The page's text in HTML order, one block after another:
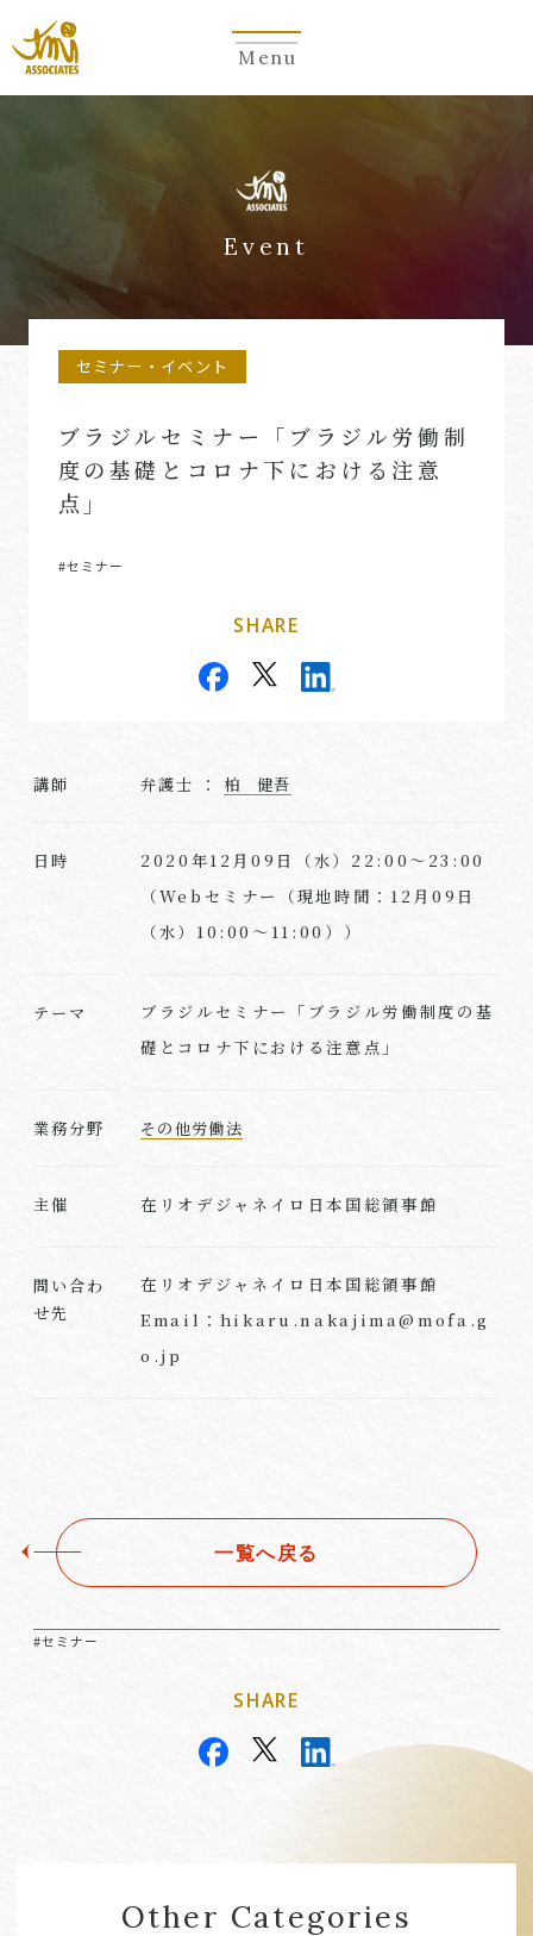
Menu
Event
セミナー・イベント
ブラジルセミナー「ブラジル労働制
度の基礎とコロナ下における注意
点」
#セミナー
SHARE
講師 弁護士 ： 柏 健吾
日時
2020年12月09日（水）22:00～23:00
（Webセミナー（現地時間：12月09日
（水）10:00～11:00））
テーマ
ブラジルセミナー「ブラジル労働制度の基
礎とコロナ下における注意点」
業務分野 その他労働法
主催 在リオデジャネイロ日本国総領事館
問い合わ
せ先
在リオデジャネイロ日本国総領事館
Email：hikaru.nakajima@mofa.g
o.jp
一覧へ戻る
#セミナー
SHARE
Other Categories